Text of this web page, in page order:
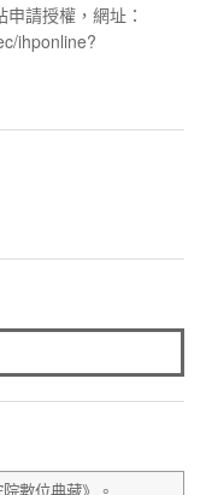
請授權，網址：
ihponline?